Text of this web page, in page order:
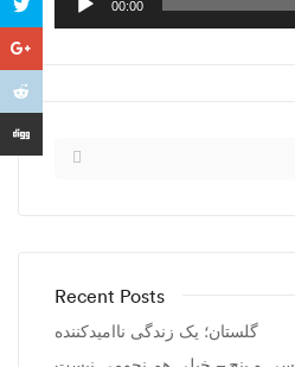
00:00
Recent Posts
گلستان؛ یک زندگی ناامیدکننده